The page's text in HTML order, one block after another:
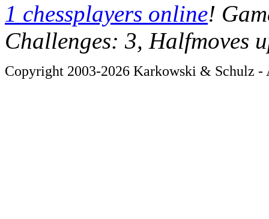
1 chessplayers online!
Challenges: 3, Halfmoves
Copyright 2003-2026 Karkowski & Schulz